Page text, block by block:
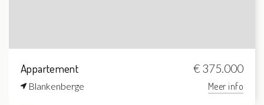
Appartement € 375.000
Blankenberge Meer info